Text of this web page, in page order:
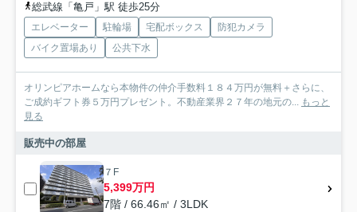
総武線「亀戸」駅 徒歩25分
エレベーター 駐輪場 宅配ボックス
防犯カメラ
バイク置場あり
公共下水
オリンピアホームなら本物件の仲介手数料１８４万円が無料＋さらに、
ご成約ギフト券５万円プレゼント。不動産業界２７年の地元の... もっと
見る
販売中の部屋
７F
5,399万円
7階 / 66.46㎡ / 3LDK